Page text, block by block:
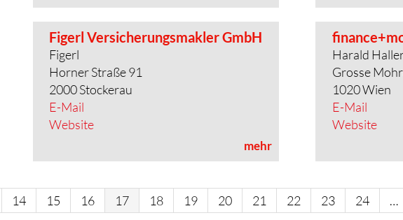
Figerl Versicherungsmakler GmbH
Figerl
Horner Straße 91
2000 Stockerau
E-Mail
Website
mehr
Harald
Grosse
1020 Wien
E-Mail
Website
14 15 16 17 18 19 20 21 22 23 24 …